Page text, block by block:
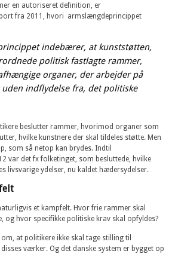
en autoriseret definition, er
fra 2011, hvori armslængdeprincippet
indebærer, at kunststøtten,
politisk fastlagte rammer,
organer, der arbejder på
uden indflydelse fra, det politiske
beslutter rammer, hvorimod organer som
hvilke kunstnere der skal tildeles støtte. Men
som så netop kan brydes. Indtil
var det fx folketinget, som besluttede, hvilke
livsvarige ydelser, nu kaldet hædersydelser.
et kampfelt. Hvor frie rammer skal
og hvor specifikke politiske krav skal opfyldes?
at politikere ikke skal tage stilling til
værker. Og det danske system er bygget op